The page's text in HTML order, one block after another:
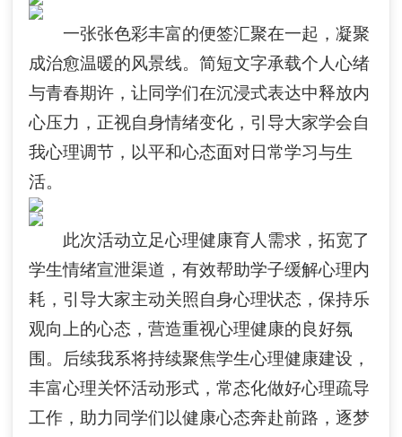
一张张色彩丰富的便签汇聚在一起，凝聚
成治愈温暖的风景线。简短文字承载个人心绪
与青春期许，让同学们在沉浸式表达中释放内
心压力，正视自身情绪变化，引导大家学会自
我心理调节，以平和心态面对日常学习与生
活。
此次活动立足心理健康育人需求，拓宽了
学生情绪宣泄渠道，有效帮助学子缓解心理内
耗，引导大家主动关照自身心理状态，保持乐
观向上的心态，营造重视心理健康的良好氛
围。后续我系将持续聚焦学生心理健康建设，
丰富心理关怀活动形式，常态化做好心理疏导
工作，助力同学们以健康心态奔赴前路，逐梦